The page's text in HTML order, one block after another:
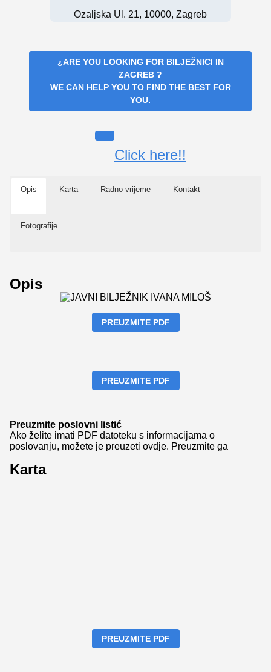
Ozaljska Ul. 21, 10000, Zagreb
¿ARE YOU LOOKING FOR BILJEŽNICI IN
ZAGREB ?
WE CAN HELP YOU TO FIND THE BEST FOR
YOU.
Click here!!
Opis Karta Radno vrijeme Kontakt
Fotografije
Opis
PREUZMITE PDF
PREUZMITE PDF
Preuzmite poslovni listić
Ako želite imati PDF datoteku s informacijama o
poslovanju, možete je preuzeti ovdje. Preuzmite ga
Karta
PREUZMITE PDF